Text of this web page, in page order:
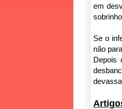
em
Se o
não
Depois